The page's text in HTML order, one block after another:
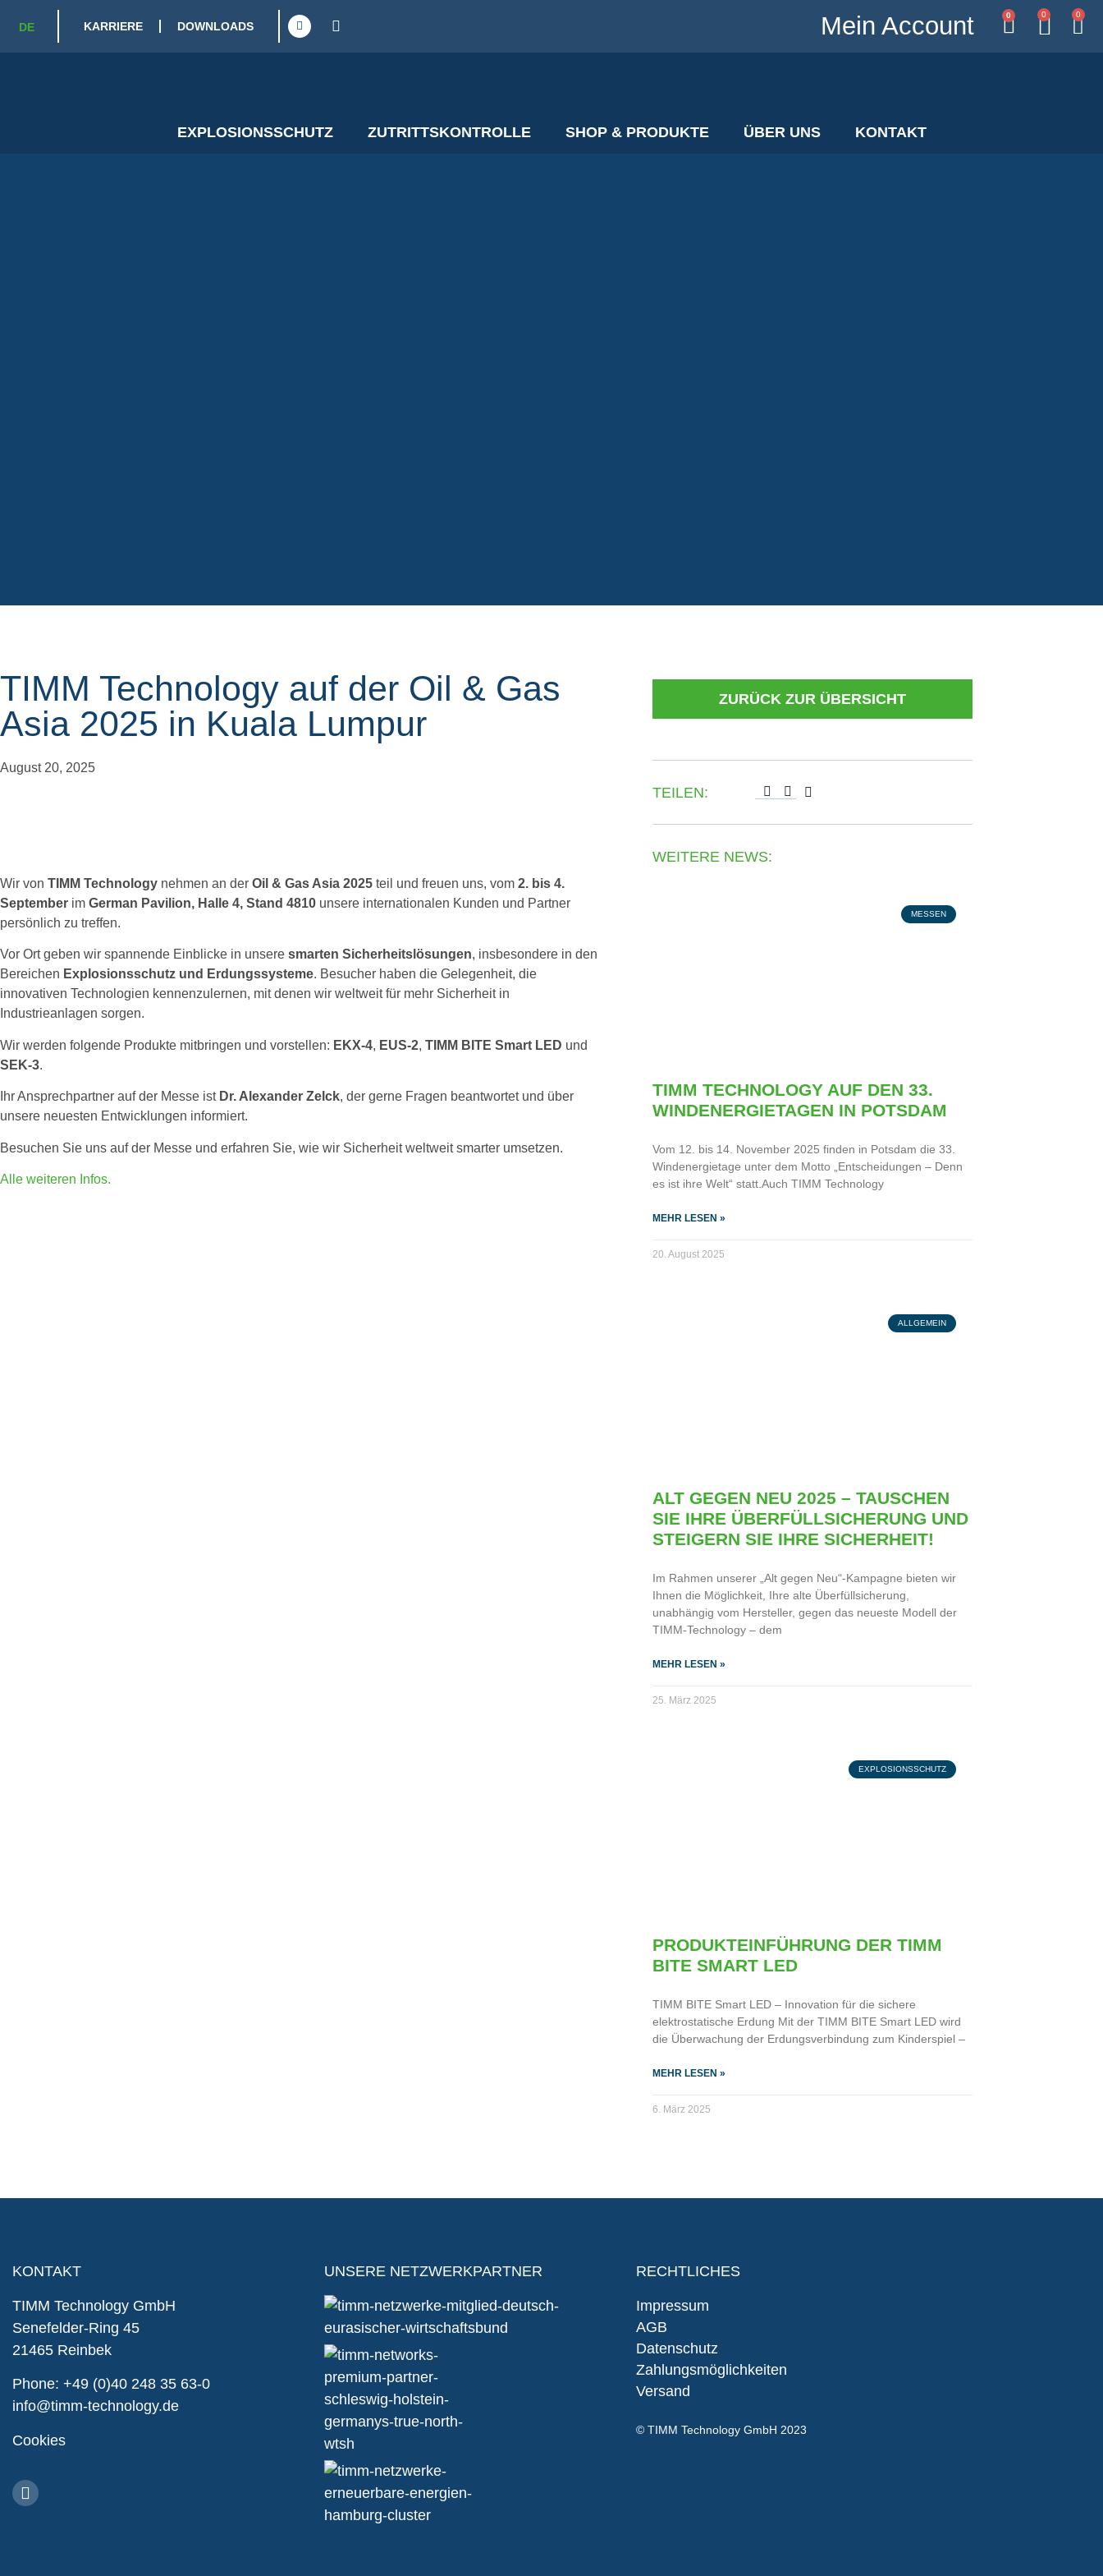
DE KARRIERE DOWNLOADS Mein Account 0 0 0
EXPLOSIONSSCHUTZ ZUTRITTSKONTROLLE SHOP & PRODUKTE ÜBER UNS KONTAKT
TIMM Technology auf der Oil & Gas
Asia 2025 in Kuala Lumpur
August 20, 2025
Wir von TIMM Technology nehmen an der Oil & Gas Asia 2025 teil und freuen uns, vom 2. bis 4.
September im German Pavilion, Halle 4, Stand 4810 unsere internationalen Kunden und Partner
persönlich zu treffen.
Vor Ort geben wir spannende Einblicke in unsere smarten Sicherheitslösungen, insbesondere in den
Bereichen Explosionsschutz und Erdungssysteme. Besucher haben die Gelegenheit, die
innovativen Technologien kennenzulernen, mit denen wir weltweit für mehr Sicherheit in
Industrieanlagen sorgen.
Wir werden folgende Produkte mitbringen und vorstellen: EKX-4, EUS-2, TIMM BITE Smart LED und
SEK-3.
Ihr Ansprechpartner auf der Messe ist Dr. Alexander Zelck, der gerne Fragen beantwortet und über
unsere neuesten Entwicklungen informiert.
Besuchen Sie uns auf der Messe und erfahren Sie, wie wir Sicherheit weltweit smarter umsetzen.
Alle weiteren Infos.
ZURÜCK ZUR ÜBERSICHT
TEILEN:
WEITERE NEWS:
MESSEN
TIMM TECHNOLOGY AUF DEN 33.
WINDENERGIETAGEN IN POTSDAM
Vom 12. bis 14. November 2025 finden in Potsdam die 33.
Windenergietage unter dem Motto „Entscheidungen – Denn
es ist ihre Welt“ statt.Auch TIMM Technology
MEHR LESEN »
20. August 2025
ALLGEMEIN
ALT GEGEN NEU 2025 – TAUSCHEN
SIE IHRE ÜBERFÜLLSICHERUNG UND
STEIGERN SIE IHRE SICHERHEIT!
Im Rahmen unserer „Alt gegen Neu“-Kampagne bieten wir
Ihnen die Möglichkeit, Ihre alte Überfüllsicherung,
unabhängig vom Hersteller, gegen das neueste Modell der
TIMM-Technology – dem
MEHR LESEN »
25. März 2025
EXPLOSIONSSCHUTZ
PRODUKTEINFÜHRUNG DER TIMM
BITE SMART LED
TIMM BITE Smart LED – Innovation für die sichere
elektrostatische Erdung Mit der TIMM BITE Smart LED wird
die Überwachung der Erdungsverbindung zum Kinderspiel –
MEHR LESEN »
6. März 2025
KONTAKT
TIMM Technology GmbH
Senefelder-Ring 45
21465 Reinbek
Phone: +49 (0)40 248 35 63-0
info@timm-technology.de
Cookies
UNSERE NETZWERKPARTNER RECHTLICHES
Impressum
AGB
Datenschutz
Zahlungsmöglichkeiten
Versand
© TIMM Technology GmbH 2023